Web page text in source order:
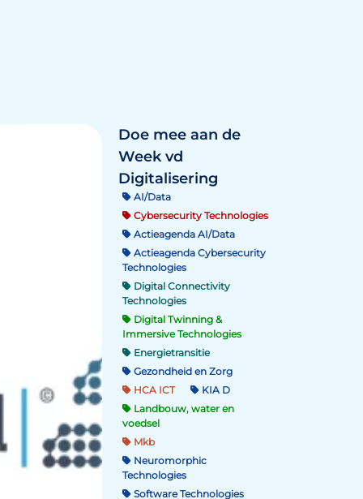
Doe mee aan de
Week vd
Digitalisering
AI/Data
Cybersecurity Technologies
Actieagenda AI/Data
Actieagenda Cybersecurity
Technologies
Digital Connectivity
Technologies
Digital Twinning &
Immersive Technologies
Energietransitie
Gezondheid en Zorg
HCA ICT
KIA D
Landbouw, water en
voedsel
Mkb
Neuromorphic
Technologies
Software Technologies